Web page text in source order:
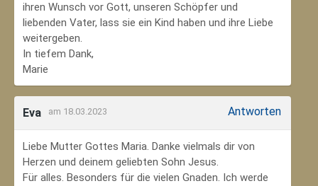
ihren Wunsch vor Gott, unseren Schöpfer und
liebenden Vater, lass sie ein Kind haben und ihre Liebe
weitergeben.
In tiefem Dank,
Marie
Eva am 18.03.2023 Antworten
Liebe Mutter Gottes Maria. Danke vielmals dir von
Herzen und deinem geliebten Sohn Jesus.
Für alles. Besonders für die vielen Gnaden. Ich werde